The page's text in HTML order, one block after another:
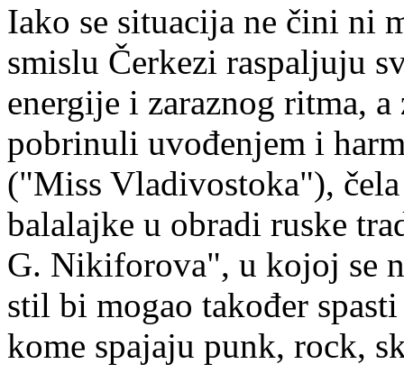
Iako se situacija ne čini ni
smislu Čerkezi raspaljuju
energije i zaraznog ritma,
pobrinuli uvođenjem i
("Miss Vladivostoka"),
balalajke u obradi ruske
G. Nikiforova", u kojoj se
stil bi mogao također
kome spajaju punk, rock,